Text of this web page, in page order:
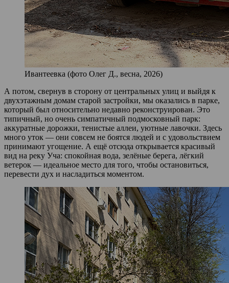
Ивантеевка (фото Олег Д., весна, 2026)
А потом, свернув в сторону от центральных улиц и выйдя к
двухэтажным домам старой застройки, мы оказались в парке,
который был относительно недавно реконструирован. Это
типичный, но очень симпатичный подмосковный парк:
аккуратные дорожки, тенистые аллеи, уютные лавочки. Здесь
много уток — они совсем не боятся людей и с удовольствием
принимают угощение. А ещё отсюда открывается красивый
вид на реку Уча: спокойная вода, зелёные берега, лёгкий
ветерок — идеальное место для того, чтобы остановиться,
перевести дух и насладиться моментом.